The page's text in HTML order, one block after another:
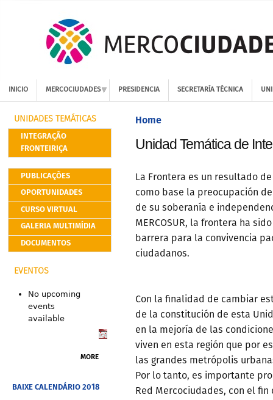
INICIO MERCOCIUDADES PRESIDENCIA SECRETARÍA TÉCNICA
UNIDADES TEMÁTICAS
INTEGRAÇÃO
FRONTEIRIÇA
PUBLICAÇÕES
OPORTUNIDADES
CURSO VIRTUAL
GALERIA MULTIMÍDIA
DOCUMENTOS
EVENTOS
No upcoming
events
available
MORE
BAIXE CALENDÁRIO 2018
Home
Unidad Temática de
La Frontera es un resultado
como base la preocupación
de su soberanía e
MERCOSUR, la frontera ha
barrera para la convivencia
ciudadanos.
Con la finalidad de cambiar
de la constitución de esta
en la mejoría de las
viven en esta región que por
las grandes metrópolis
Por lo tanto, es importante
Red Mercociudades, con el